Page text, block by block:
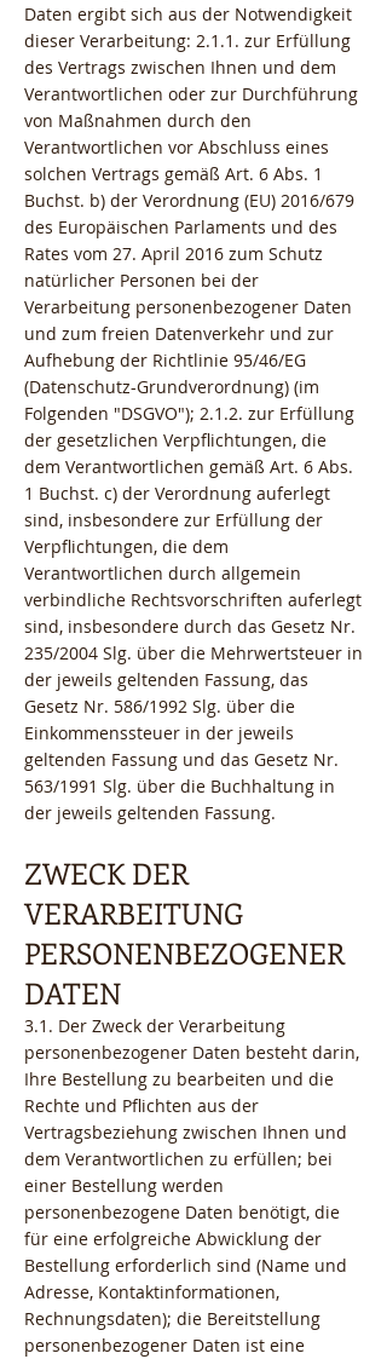
Daten ergibt sich aus der Notwendigkeit
dieser Verarbeitung: 2.1.1. zur Erfüllung
des Vertrags zwischen Ihnen und dem
Verantwortlichen oder zur Durchführung
von Maßnahmen durch den
Verantwortlichen vor Abschluss eines
solchen Vertrags gemäß Art. 6 Abs. 1
Buchst. b) der Verordnung (EU) 2016/679
des Europäischen Parlaments und des
Rates vom 27. April 2016 zum Schutz
natürlicher Personen bei der
Verarbeitung personenbezogener Daten
und zum freien Datenverkehr und zur
Aufhebung der Richtlinie 95/46/EG
(Datenschutz-Grundverordnung) (im
Folgenden "DSGVO"); 2.1.2. zur Erfüllung
der gesetzlichen Verpflichtungen, die
dem Verantwortlichen gemäß Art. 6 Abs.
1 Buchst. c) der Verordnung auferlegt
sind, insbesondere zur Erfüllung der
Verpflichtungen, die dem
Verantwortlichen durch allgemein
verbindliche Rechtsvorschriften auferlegt
sind, insbesondere durch das Gesetz Nr.
235/2004 Slg. über die Mehrwertsteuer in
der jeweils geltenden Fassung, das
Gesetz Nr. 586/1992 Slg. über die
Einkommenssteuer in der jeweils
geltenden Fassung und das Gesetz Nr.
563/1991 Slg. über die Buchhaltung in
der jeweils geltenden Fassung.
ZWECK DER
VERARBEITUNG
PERSONENBEZOGENER
DATEN
3.1. Der Zweck der Verarbeitung
personenbezogener Daten besteht darin,
Ihre Bestellung zu bearbeiten und die
Rechte und Pflichten aus der
Vertragsbeziehung zwischen Ihnen und
dem Verantwortlichen zu erfüllen; bei
einer Bestellung werden
personenbezogene Daten benötigt, die
für eine erfolgreiche Abwicklung der
Bestellung erforderlich sind (Name und
Adresse, Kontaktinformationen,
Rechnungsdaten); die Bereitstellung
personenbezogener Daten ist eine